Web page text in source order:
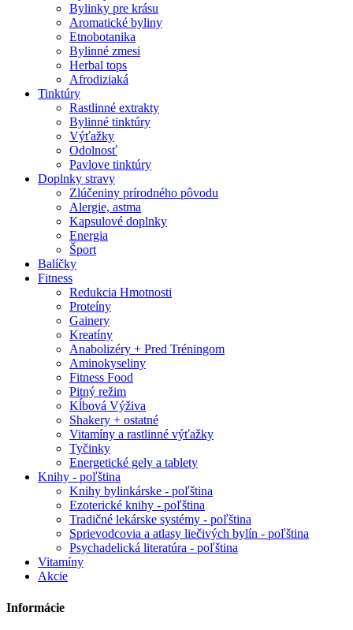
Bylinky pre krásu
Aromatické byliny
Etnobotanika
Bylinné zmesi
Herbal tops
Afrodiziaká
Tinktúry
Rastlinné extrakty
Bylinné tinktúry
Výťažky
Odolnosť
Pavlove tinktúry
Doplnky stravy
Zlúčeniny prírodného pôvodu
Alergie, astma
Kapsulové doplnky
Energia
Šport
Balíčky
Fitness
Redukcia Hmotnosti
Proteíny
Gainery
Kreatíny
Anabolizéry + Pred Tréningom
Aminokyseliny
Fitness Food
Pitný režim
Kĺbová Výživa
Shakery + ostatné
Vitamíny a rastlinné výťažky
Tyčinky
Energetické gely a tablety
Knihy - poľština
Knihy bylinkárske - poľština
Ezoterické knihy - poľština
Tradičné lekárske systémy - poľština
Sprievodcovia a atlasy liečivých bylín - poľština
Psychadelická literatúra - poľština
Vitamíny
Akcie
Informácie